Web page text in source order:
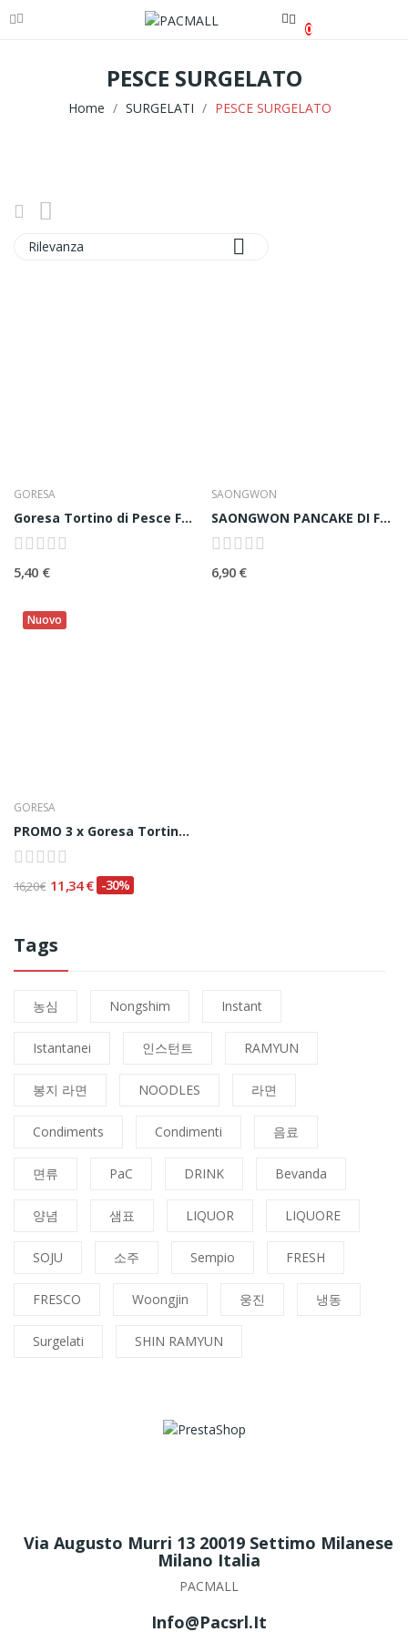
0
PESCE SURGELATO
Home SURGELATI PESCE SURGELATO
Tags
농심 Nongshim Instant
Istantanei 인스턴트 RAMYUN
봉지 라면 NOODLES 라면
Condiments Condimenti 음료
면류 PaC DRINK Bevanda
양념 샘표 LIQUOR LIQUORE
SOJU 소주 Sempio FRESH
FRESCO Woongjin 웅진 냉동
Surgelati SHIN RAMYUN
Rilevanza 
GORESA
Goresa Tortino di Pesce Fritto (Eomuk) 부산어묵 - 450g
5,40 €
SAONGWON
SAONGWON PANCAKE DI FRUTTI DI MARE 해물전 -...
6,90 €
Nuovo
GORESA
PROMO 3 x Goresa Tortino di Pesce Fritto...
16,20 € 11,34 € -30%
Via Augusto Murri 13 20019 Settimo Milanese
Milano Italia
PACMALL
Info@pacsrl.it